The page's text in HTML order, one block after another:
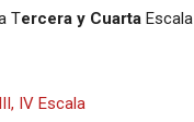
Tercera y Cuarta Escala
IV Escala